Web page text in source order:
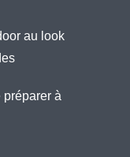
au look
à